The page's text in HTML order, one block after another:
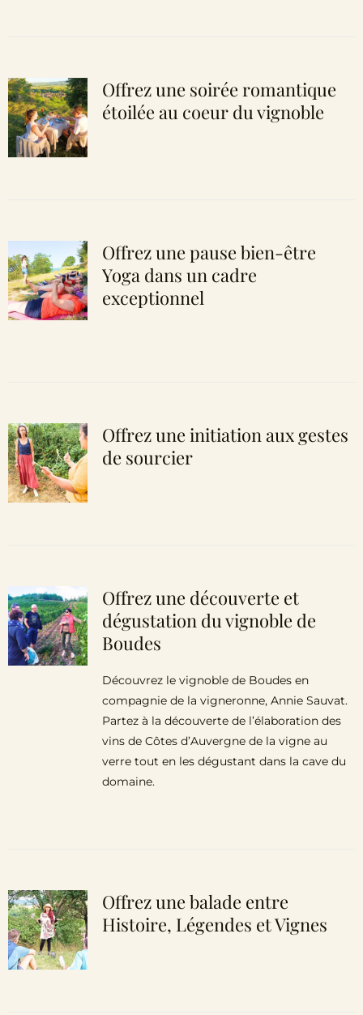
Offrez une soirée romantique
étoilée au coeur du vignoble
Offrez une pause bien-être
Yoga dans un cadre
exceptionnel
Offrez une initiation aux gestes
de sourcier
Offrez une découverte et
dégustation du vignoble de
Boudes
Découvrez le vignoble de Boudes en
compagnie de la vigneronne, Annie Sauvat.
Partez à la découverte de l’élaboration des
vins de Côtes d’Auvergne de la vigne au
verre tout en les dégustant dans la cave du
domaine.
Offrez une balade entre
Histoire, Légendes et Vignes